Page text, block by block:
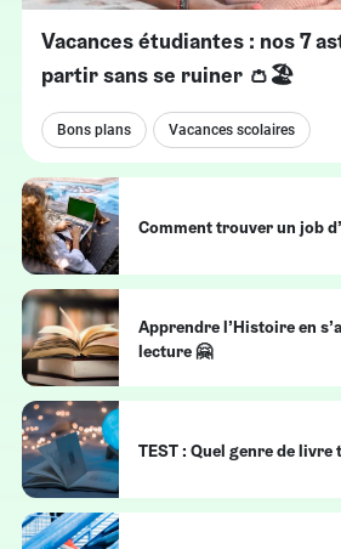
Vacances étudiantes : nos 7
partir sans se ruiner 👛🏖️
Bons plans Vacances scolaires
Comment trouver un job
Apprendre l’Histoire en
lecture 🤗
TEST : Quel genre de livre